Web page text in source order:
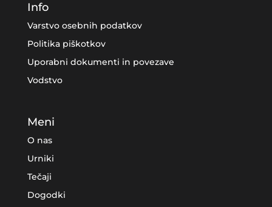
Info
Varstvo osebnih podatkov
Politika piškotkov
Uporabni dokumenti in povezave
Vodstvo
Meni
O nas
Urniki
Tečaji
Dogodki